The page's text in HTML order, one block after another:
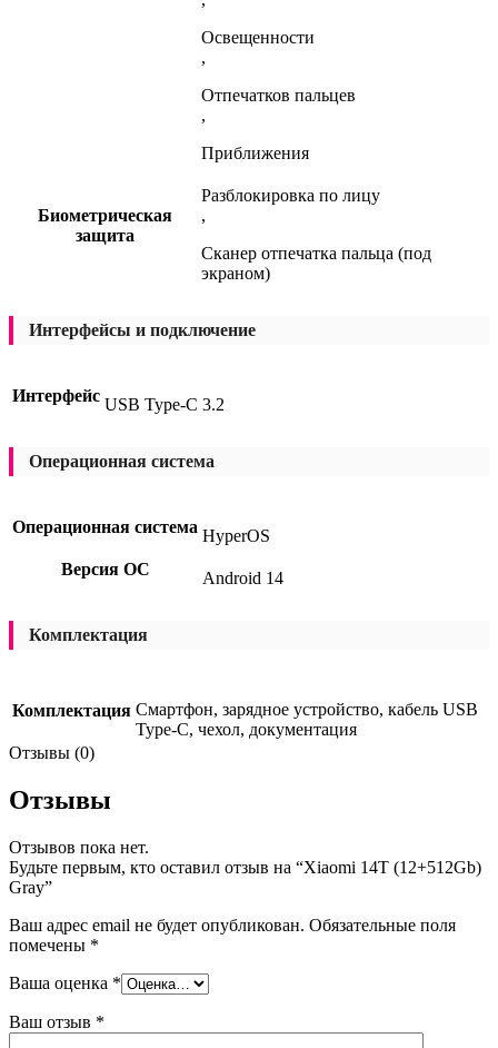
Освещенности
,
Отпечатков пальцев
,
Приближения
Биометрическая
защита
Разблокировка по лицу
,
Сканер отпечатка пальца (под
экраном)
Интерфейсы и подключение
Интерфейс USB Type-C 3.2
Операционная система
Операционная система HyperOS
Версия ОС
Android 14
Комплектация
Комплектация Смартфон, зарядное устройство, кабель USB
Type-C, чехол, документация
Отзывы (0)
Отзывы
Отзывов пока нет.
Будьте первым, кто оставил отзыв на “Xiaomi 14Т (12+512Gb)
Gray”
Ваш адрес email не будет опубликован. Обязательные поля
помечены *
Ваша оценка *
Ваш отзыв *